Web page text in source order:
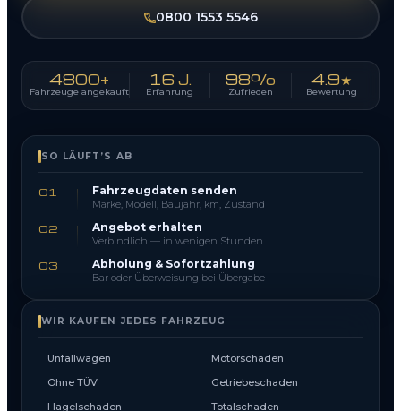
0800 1553 5546
4800+
Fahrzeuge angekauft
16 J.
Erfahrung
98%
Zufrieden
4.9★
Bewertung
SO LÄUFT’S AB
01 Fahrzeugdaten senden
Marke, Modell, Baujahr, km, Zustand
02 Angebot erhalten
Verbindlich — in wenigen Stunden
03 Abholung & Sofortzahlung
Bar oder Überweisung bei Übergabe
WIR KAUFEN JEDES FAHRZEUG
Unfallwagen
Motorschaden
Ohne TÜV
Getriebeschaden
Hagelschaden
Totalschaden